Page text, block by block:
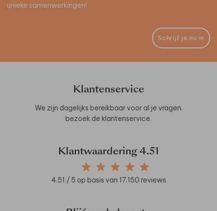
unieke samenwerkingen!
Schrijf je nu in
Klantenservice
We zijn dagelijks bereikbaar voor al je vragen,
bezoek de klantenservice.
Klantwaardering 4.51
4.51 / 5 op basis van 17.150 reviews